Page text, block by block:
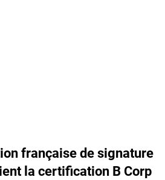
française de signature
la certification B Corp